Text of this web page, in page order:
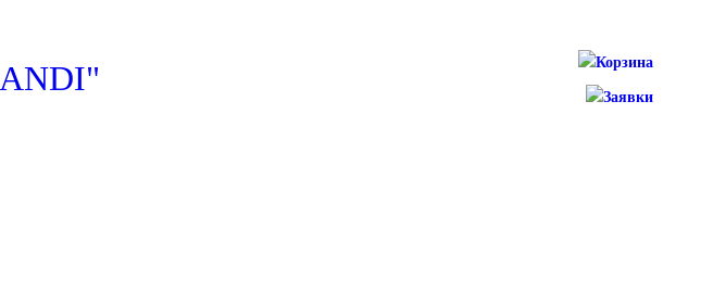
ANDI" Корзина
Заявки